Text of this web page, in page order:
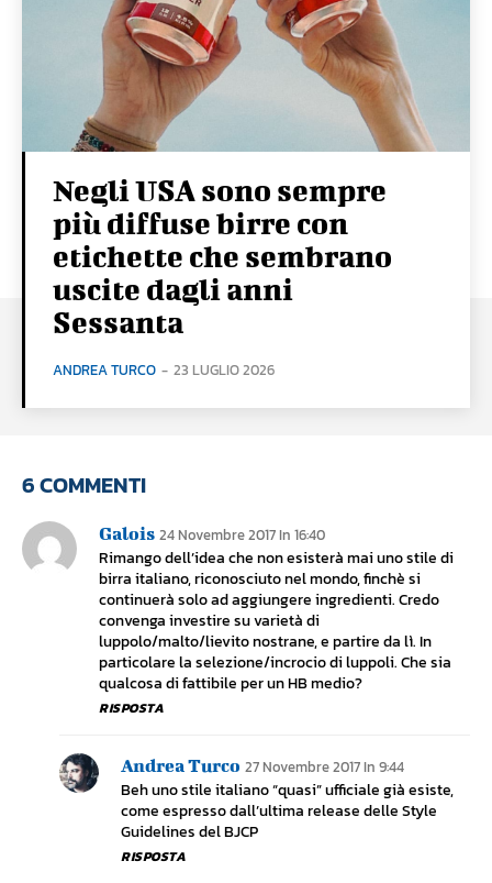
Negli USA sono sempre
più diffuse birre con
etichette che sembrano
uscite dagli anni
Sessanta
ANDREA TURCO - 23 LUGLIO 2026
6 COMMENTI
Galois 24 Novembre 2017 In 16:40
Rimango dell’idea che non esisterà mai uno stile di
birra italiano, riconosciuto nel mondo, finchè si
continuerà solo ad aggiungere ingredienti. Credo
convenga investire su varietà di
luppolo/malto/lievito nostrane, e partire da lì. In
particolare la selezione/incrocio di luppoli. Che sia
qualcosa di fattibile per un HB medio?
RISPOSTA
Andrea Turco 27 Novembre 2017 In 9:44
Beh uno stile italiano “quasi” ufficiale già esiste,
come espresso dall’ultima release delle Style
Guidelines del BJCP
RISPOSTA